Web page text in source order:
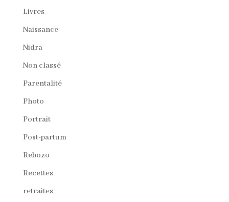
Livres
Naissance
Nidra
Non classé
Parentalité
Photo
Portrait
Post-partum
Rebozo
Recettes
retraites